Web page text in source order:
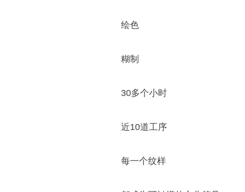
绘色
糊制
30多个小时
近10道工序
每一个纹样